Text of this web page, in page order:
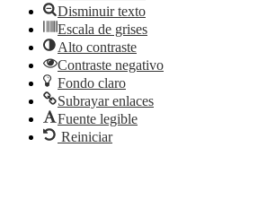
Disminuir texto
Escala de grises
Alto contraste
Contraste negativo
Fondo claro
Subrayar enlaces
Fuente legible
Reiniciar